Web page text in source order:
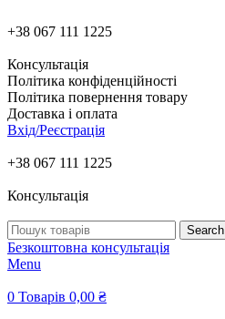
+38 067 111 1225
Консультація
Політика конфіденційності
Політика повернення товару
Доставка і оплата
Вхід/Реєстрація
+38 067 111 1225
Консультація
Search
Безкоштовна консультація
Menu
0 Товарів 0,00 ₴